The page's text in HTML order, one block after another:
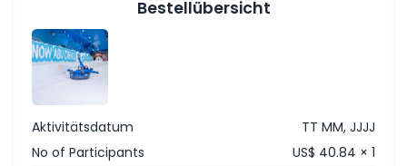
Bowl, Flug des Schneeeulchens
Mahlzeit im Lodge Restaurant
Wasserdichte Handschuhe, Jacke, Stiefel
Schließfach (35 AED)
Bestellübersicht
Aktivitätsdatum
TT MM, JJJJ
No of Participants
US$ 40.84 × 1